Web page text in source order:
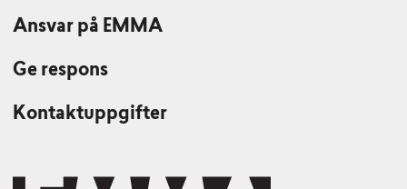
Ansvar på EMMA
Ge respons
Kontaktuppgifter